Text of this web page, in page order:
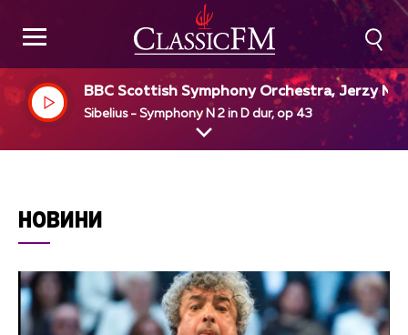
BBC Scottish Symphony Orchestra, Jerzy
imiuk, dir
Sibelius - Symphony N 2 in D dur, op 43
НОВИНИ